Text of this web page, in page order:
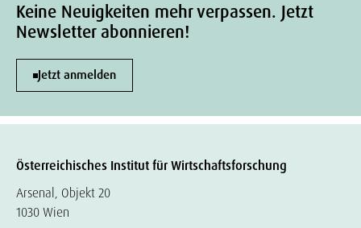
Keine Neuigkeiten mehr verpassen. Jetzt
Newsletter abonnieren!
Jetzt anmelden
Österreichisches Institut für Wirtschaftsforschung
Arsenal, Objekt 20
1030 Wien